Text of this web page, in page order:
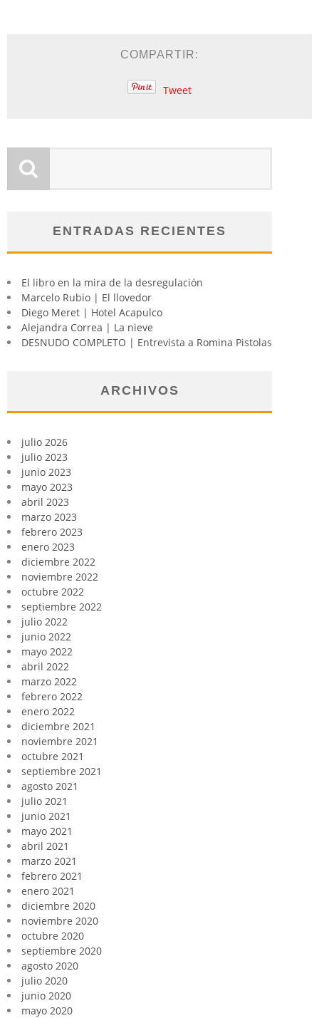
COMPARTIR:
Tweet
ENTRADAS RECIENTES
El libro en la mira de la desregulación
Marcelo Rubio | El llovedor
Diego Meret | Hotel Acapulco
Alejandra Correa | La nieve
DESNUDO COMPLETO | Entrevista a Romina Pistolas
ARCHIVOS
julio 2026
julio 2023
junio 2023
mayo 2023
abril 2023
marzo 2023
febrero 2023
enero 2023
diciembre 2022
noviembre 2022
octubre 2022
septiembre 2022
julio 2022
junio 2022
mayo 2022
abril 2022
marzo 2022
febrero 2022
enero 2022
diciembre 2021
noviembre 2021
octubre 2021
septiembre 2021
agosto 2021
julio 2021
junio 2021
mayo 2021
abril 2021
marzo 2021
febrero 2021
enero 2021
diciembre 2020
noviembre 2020
octubre 2020
septiembre 2020
agosto 2020
julio 2020
junio 2020
mayo 2020